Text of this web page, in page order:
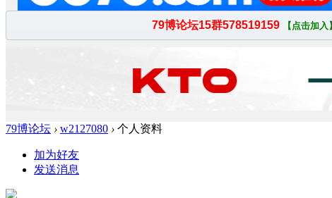
79博论坛 › w2127080 › 个人资料
加为好友
发送消息